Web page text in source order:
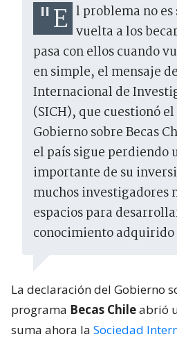
"El problema no es solo traer de vuelta a los
pasa con ellos cuando
en simple, el mensaje
Internacional de
(SICH), que cuestionó
Gobierno sobre Becas
el país sigue perdiendo
importante de su
muchos investigadores
espacios para
conocimiento
La declaración del Gobierno
programa Becas Chileabrió
suma ahora la Sociedad